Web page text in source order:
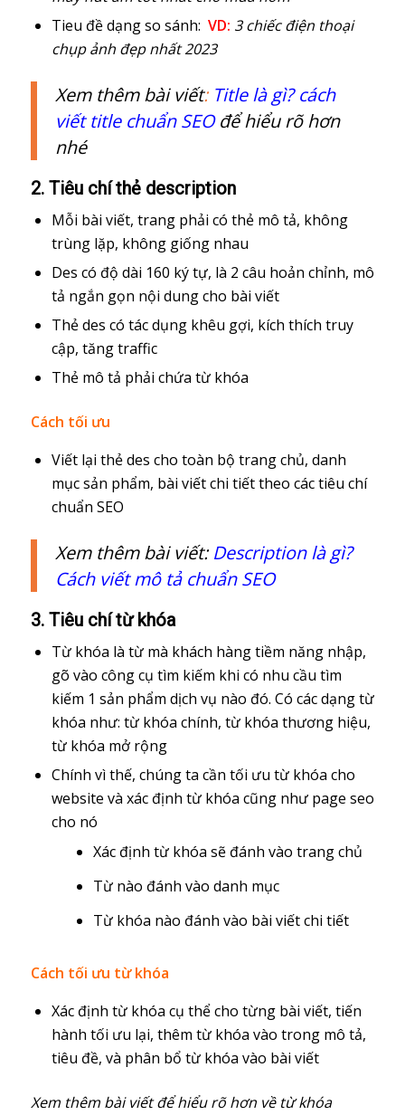
Tieu đề dạng so sánh: VD: 3 chiếc điện thoại
chụp ảnh đẹp nhất 2023
Xem thêm bài viết: Title là gì? cách
viết title chuẩn SEO để hiểu rõ hơn
nhé
2. Tiêu chí thẻ description
Mỗi bài viết, trang phải có thẻ mô tả, không
trùng lặp, không giống nhau
Des có độ dài 160 ký tự, là 2 câu hoản chỉnh, mô
tả ngắn gọn nội dung cho bài viết
Thẻ des có tác dụng khêu gợi, kích thích truy
cập, tăng traffic
Thẻ mô tả phải chứa từ khóa
Cách tối ưu
Viết lại thẻ des cho toàn bộ trang chủ, danh
mục sản phẩm, bài viết chi tiết theo các tiêu chí
chuẩn SEO
Xem thêm bài viết: Description là gì?
Cách viết mô tả chuẩn SEO
3. Tiêu chí từ khóa
Từ khóa là từ mà khách hàng tiềm năng nhập,
gõ vào công cụ tìm kiếm khi có nhu cầu tìm
kiếm 1 sản phẩm dịch vụ nào đó. Có các dạng từ
khóa như: từ khóa chính, từ khóa thương hiệu,
từ khóa mở rộng
Chính vì thế, chúng ta cần tối ưu từ khóa cho
website và xác định từ khóa cũng như page seo
cho nó
Xác định từ khóa sẽ đánh vào trang chủ
Từ nào đánh vào danh mục
Từ khóa nào đánh vào bài viết chi tiết
Cách tối ưu từ khóa
Xác định từ khóa cụ thể cho từng bài viết, tiến
hành tối ưu lại, thêm từ khóa vào trong mô tả,
tiêu đề, và phân bổ từ khóa vào bài viết
Xem thêm bài viết để hiểu rõ hơn về từ khóa